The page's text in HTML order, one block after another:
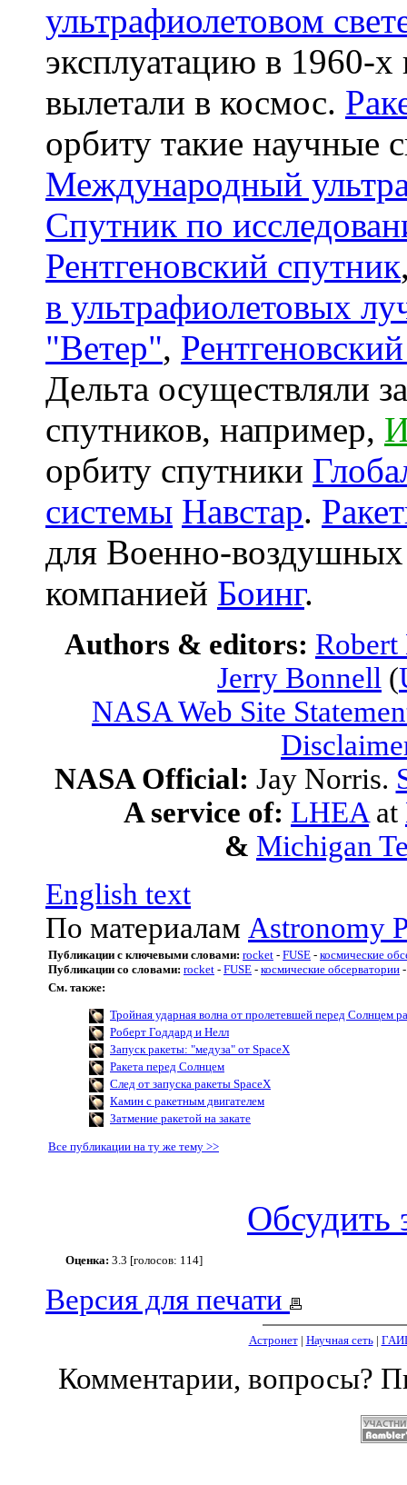
ультрафиолетовом
эксплуатацию в 1960-
вылетали в космос.
орбиту такие научные
Международный
Спутник по
Рентгеновский спутник
в ультрафиолетовых
"Ветер",
Дельта осуществляли
спутников, например,
орбиту спутники
системы Навстар.
для Военно-
компанией Боинг.
Authors & editors:
Jerry Bonnell (
NASA Web Site
NASA Official: Jay Norris.
A service of: LHEA at
& Michigan
English text
По материалам Astronomy
Публикации с ключевыми словами: rocket - FUSE - космические
Публикации со словами: rocket - FUSE - космические обсерватории
См. также:
Тройная ударная волна от пролетевшей перед Солнцем
Роберт Годдард и Нелл
Запуск ракеты: "медуза" от SpaceX
Ракета перед Солнцем
След от запуска ракеты SpaceX
Камин с ракетным двигателем
Затмение ракетой на закате
Все публикации на ту же тему >>
Обсудить
Оценка: 3.3 [голосов: 114]
Версия для печати
Астронет| Научная сеть|
Комментарии, вопросы?